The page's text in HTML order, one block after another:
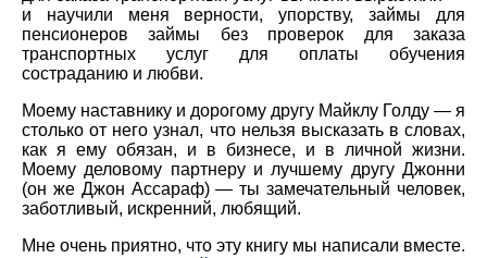
и научили меня верности, упорству, займы для
пенсионеров займы без проверок для заказа
транспортных услуг для оплаты обучения
состраданию и любви.
Моему наставнику и дорогому другу Майклу Голду — я
столько от него узнал, что нельзя высказать в словах,
как я ему обязан, и в бизнесе, и в личной жизни.
Моему деловому партнеру и лучшему другу Джонни
(он же Джон Ассараф) — ты замечательный человек,
заботливый, искренний, любящий.
Мне очень приятно, что эту книгу мы написали вместе.